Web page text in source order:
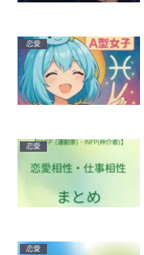
恋愛
恋愛
恋愛